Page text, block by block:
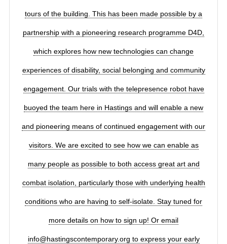
tours of the building. This has been made possible by a
partnership with a pioneering research programme D4D,
which explores how new technologies can change
experiences of disability, social belonging and community
engagement. Our trials with the telepresence robot have
buoyed the team here in Hastings and will enable a new
and pioneering means of continued engagement with our
visitors. We are excited to see how we can enable as
many people as possible to both access great art and
combat isolation, particularly those with underlying health
conditions who are having to self-isolate. Stay tuned for
more details on how to sign up! Or email
info@hastingscontemporary.org to express your early